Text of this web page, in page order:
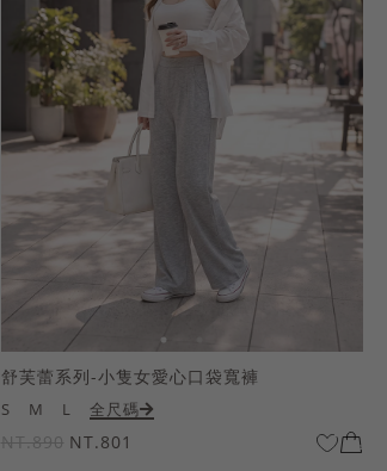
舒芙蕾系列-小隻女愛心口袋寬褲
S M L 全尺碼
NT.890 NT.801